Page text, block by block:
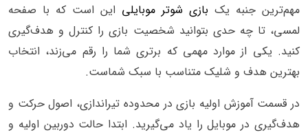
مهم‌ترین جنبه یک بازی شوتر موبایلی این است که با صفحه
لمسی، تا چه حدی بتوانید شخصیت بازی را کنترل و هدف‌گیری
کنید. یکی از موارد مهمی که برتری شما را رقم می‌زند، انتخاب
بهترین هدف و شلیک متناسب با سبک شماست.
در قسمت آموزش اولیه بازی در محدوده تیراندازی، اصول حرکت و
هدف‌گیری در موبایل را یاد می‌گیرید. ابتدا حالت دوربین اولیه و